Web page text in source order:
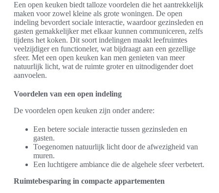
Een open keuken biedt talloze voordelen die het aantrekkelijk
maken voor zowel kleine als grote woningen. De open
indeling bevordert sociale interactie, waardoor gezinsleden en
gasten gemakkelijker met elkaar kunnen communiceren, zelfs
tijdens het koken. Dit soort indelingen maakt leefruimtes
veelzijdiger en functioneler, wat bijdraagt aan een gezellige
sfeer. Met een open keuken kan men genieten van meer
natuurlijk licht, wat de ruimte groter en uitnodigender doet
aanvoelen.
Voordelen van een open indeling
De voordelen open keuken zijn onder andere:
Een betere sociale interactie tussen gezinsleden en
gasten.
Toegenomen natuurlijk licht door de afwezigheid van
muren.
Een luchtigere ambiance die de algehele sfeer verbetert.
Ruimtebesparing in compacte appartementen